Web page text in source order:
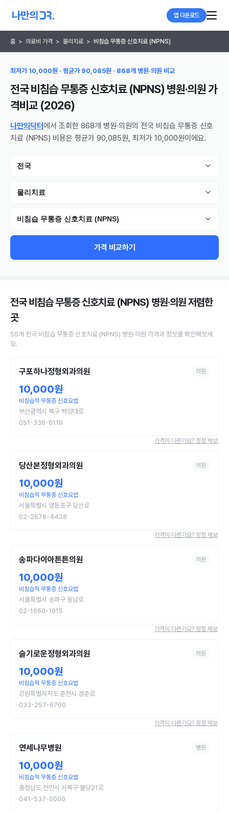
앱 다운로드
홈 > 의료비 가격 > 물리치료 > 비침습 무통증 신호치료 (NPNS)
최저가 10,000원 · 평균가 90,085원 · 868개 병원·의원 비교
전국 비침습 무통증 신호치료 (NPNS) 병원·의원가
격비교 (2026)
나만의닥터 에서 조회한 868개 병원·의원의 전국 비침습 무통증 신호
치료 (NPNS) 비용은 평균가 90,085원, 최저가 10,000원이에요.
전국
물리치료
비침습 무통증 신호치료 (NPNS)
가격 비교하기
전국 비침습 무통증 신호치료 (NPNS) 병원·의원저렴한
곳
50개 전국 비침습 무통증 신호치료 (NPNS) 병원·의원 가격과 정보를 확인해보세
요.
구포하나정형외과의원 의원
10,000원
비침습적 무통증 신호요법
부산광역시 북구 백양대로
051-336-6119
가격이 다른가요? 정정 제보
당산본정형외과의원 의원
10,000원
비침습적 무통증 신호요법
서울특별시 영등포구 당산로
02-2676-4428
가격이 다른가요? 정정 제보
송파다이아튼튼의원 의원
10,000원
비침습적 무통증 신호요법
서울특별시 송파구 동남로
02-1660-1915
가격이 다른가요? 정정 제보
슬기로운정형외과의원 의원
10,000원
비침습적 무통증 신호요법
강원특별자치도 춘천시 경춘로
033-257-6700
가격이 다른가요? 정정 제보
연세나무병원 병원
10,000원
비침습적 무통증 신호요법
충청남도 천안시 서북구 불당21로
041-537-0000